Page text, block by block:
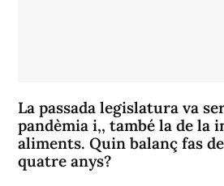
La passada legislatura va
pandèmia i,, també la de la
aliments. Quin balanç fas
quatre anys?